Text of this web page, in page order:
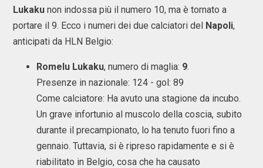
Lukaku non indossa più il numero 10, ma è tornato a
portare il 9. Ecco i numeri dei due calciatori del Napoli,
anticipati da HLN Belgio:
Romelu Lukaku, numero di maglia: 9.
Presenze in nazionale: 124 - gol: 89
Come calciatore: Ha avuto una stagione da incubo.
Un grave infortunio al muscolo della coscia, subito
durante il precampionato, lo ha tenuto fuori fino a
gennaio. Tuttavia, si è ripreso rapidamente e si è
riabilitato in Belgio, cosa che ha causato